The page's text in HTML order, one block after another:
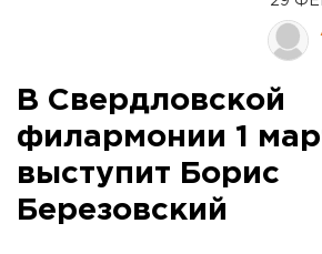
В Свердловской
филармонии 1
выступит Борис
Березовский